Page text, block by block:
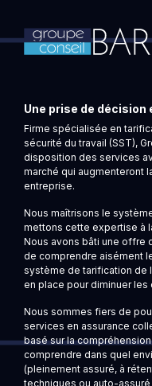
Une prise de décision
Firme spécialisée en
sécurité du travail (SST),
disposition des services
marché qui augmenteront
entreprise.
Nous maîtrisons le
mettons cette expertise à
Nous avons bâti une offre
de comprendre aisément
système de tarification de
en place pour diminuer les
Nous sommes fiers de
services en assurance
basé sur la
comprendre dans quel
(pleinement assuré, à
techniques ou auto-assuré